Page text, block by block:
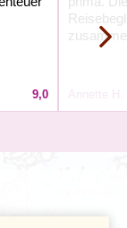
9,0 Annette H.